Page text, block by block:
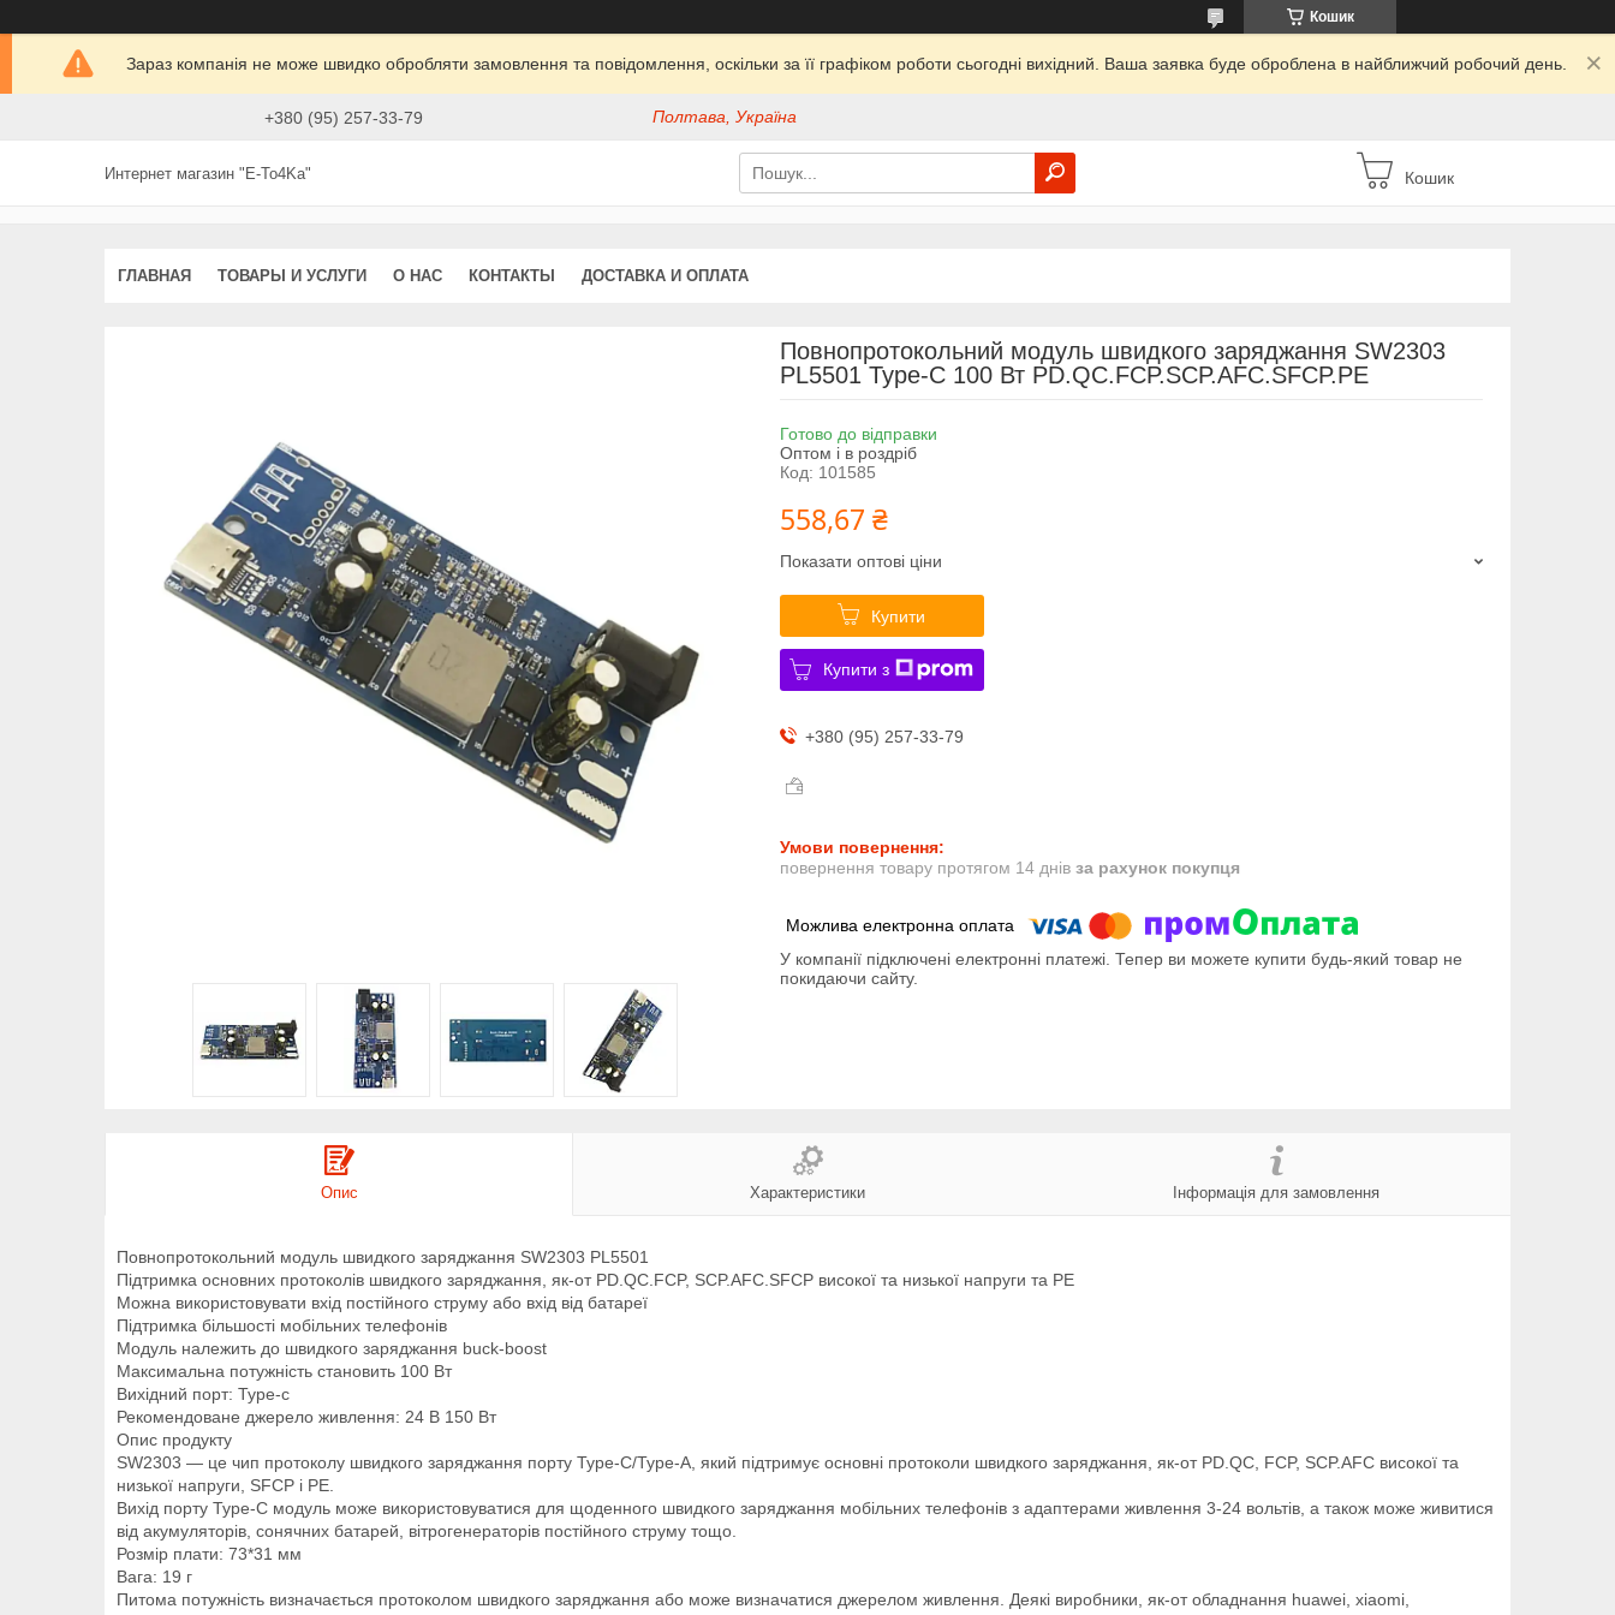
Кошик
Зараз компанія не може швидко обробляти замовлення та повідомлення, оскільки за її графіком роботи сьогодні вихідний. Ваша заявка буде оброблена в найближчий робочий день.
+380 (95) 257-33-79 Полтава, Україна
Интернет магазин "E-To4Ka" Кошик
ГЛАВНАЯ ТОВАРЫ И УСЛУГИ О НАС КОНТАКТЫ ДОСТАВКА И ОПЛАТА
Повнопротокольний модуль швидкого заряджання SW2303
PL5501 Type-C 100 Вт PD.QC.FCP.SCP.AFC.SFCP.PE
Готово до відправки
Оптом і в роздріб
Код: 101585
558,67 ₴
Показати оптові ціни
Купити
Купити з
+380 (95) 257-33-79
повернення товару протягом 14 днів за рахунок покупця
У компанії підключені електронні платежі. Тепер ви можете купити будь-який товар не
покидаючи сайту.
Опис Характеристики Інформація для замовлення
Повнопротокольний модуль швидкого заряджання SW2303 PL5501
Підтримка основних протоколів швидкого заряджання, як-от PD.QC.FCP, SCP.AFC.SFCP високої та низької напруги та PE
Можна використовувати вхід постійного струму або вхід від батареї
Підтримка більшості мобільних телефонів
Модуль належить до швидкого заряджання buck-boost
Максимальна потужність становить 100 Вт
Вихідний порт: Type-c
Рекомендоване джерело живлення: 24 В 150 Вт
Опис продукту
SW2303 — це чип протоколу швидкого заряджання порту Type-C/Type-A, який підтримує основні протоколи швидкого заряджання, як-от PD.QC, FCP, SCP.AFC високої та
низької напруги, SFCP і PE.
Вихід порту Type-C модуль може використовуватися для щоденного швидкого заряджання мобільних телефонів з адаптерами живлення 3-24 вольтів, а також може живитися
від акумуляторів, сонячних батарей, вітрогенераторів постійного струму тощо.
Розмір плати: 73*31 мм
Вага: 19 г
Питома потужність визначається протоколом швидкого заряджання або може визначатися джерелом живлення. Деякі виробники, як-от обладнання huawei, xiaomi,